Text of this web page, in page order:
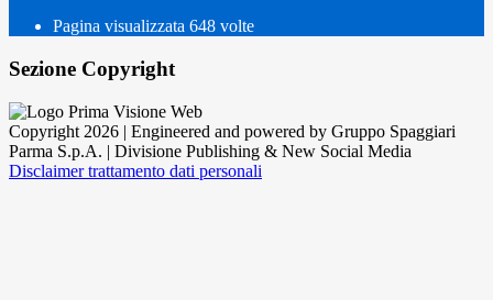
Pagina visualizzata 648 volte
Sezione Copyright
Copyright 2026 | Engineered and powered by Gruppo Spaggiari
Parma S.p.A. | Divisione Publishing & New Social Media
Disclaimer trattamento dati personali